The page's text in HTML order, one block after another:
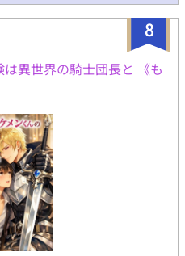
8
異世界の騎士団長と 《も